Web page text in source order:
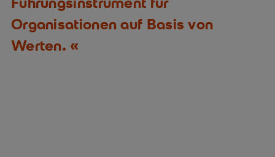
Prüfungsform:
Organisationen auf Basis von
Werten.